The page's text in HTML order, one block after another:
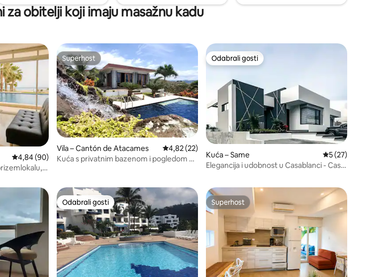
za obitelji koji imaju masažnu kadu
Prosječna ocjena: 4,84/5, recenzija: 90
4,84 (90)
Superhost
Superhost
Vila – Cantón de Atacames Prosječna ocjena: 4,82/5, recenzija: 22
4,82 (22)
Kuća s privatnim bazenom i pogledom na
Odabrali gosti
Odabrali gosti
Kuća – Same Prosječna ocjena:
5 (27)
Elegancija i udobnost u Casablanci - Casa
oznakom „Odabrali gosti”
Odabrali gosti
Odabrali gosti Superhost
Superhost